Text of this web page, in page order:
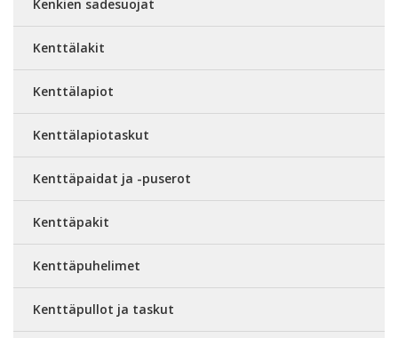
Kenkien sadesuojat
Kenttälakit
Kenttälapiot
Kenttälapiotaskut
Kenttäpaidat ja -puserot
Kenttäpakit
Kenttäpuhelimet
Kenttäpullot ja taskut